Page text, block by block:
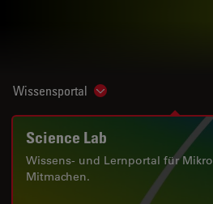
Wissensportal Show subnavigation
Science Lab
Wissens- und Lernportal für
Mitmachen.